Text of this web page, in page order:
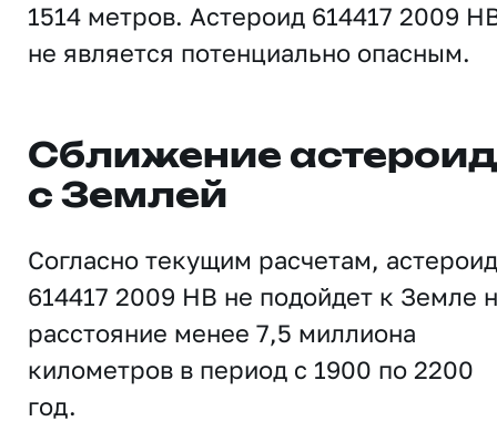
1514 метров. Астероид 614417 2009
не является потенциально опасным.
Сближение
с Землей
Согласно текущим расчетам, астероид
614417 2009 HB не подойдет к Земле
расстояние менее 7,5 миллиона
километров в период с 1900 по 2200
год.